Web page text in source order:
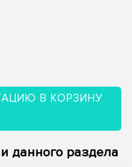
В КОРЗИНУ
данного раздела